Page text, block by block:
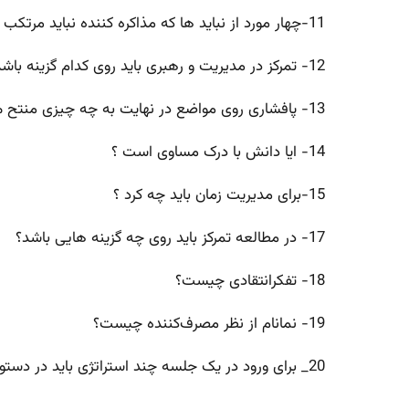
11-چهار مورد از نباید ها که مذاکره کننده نباید مرتکب آن شود .
12- تمرکز در مدیریت و رهبری باید روی کدام گزینه باشد
13- پافشاری روی مواضع در نهایت به چه چیزی منتح می گردد
14- ایا دانش با درک مساوی است ؟
15-برای مدیریت زمان باید چه کرد ؟
17- در مطالعه تمرکز باید روی چه گزینه هایی باشد؟
18- تفکرانتقادی چیست؟
19- نمانام از نظر مصرف‌کننده چیست؟
20_ برای ورود در یک جلسه چند استراتژی باید در دستور کار خود قرار دهیمو چرا